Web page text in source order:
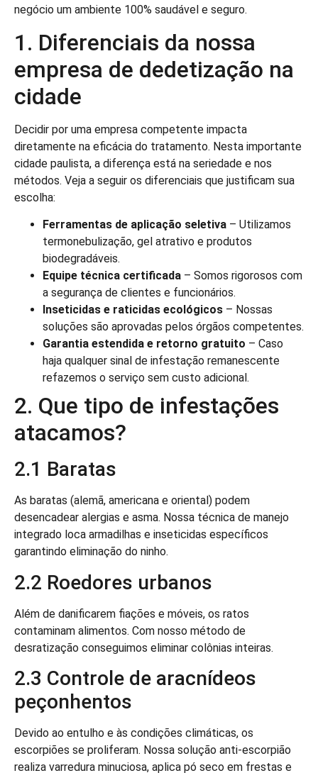
negócio um ambiente 100% saudável e seguro.
1. Diferenciais da nossa
empresa de dedetização na
cidade
Decidir por uma empresa competente impacta
diretamente na eficácia do tratamento. Nesta importante
cidade paulista, a diferença está na seriedade e nos
métodos. Veja a seguir os diferenciais que justificam sua
escolha:
Ferramentas de aplicação seletiva – Utilizamos
termonebulização, gel atrativo e produtos
biodegradáveis.
Equipe técnica certificada – Somos rigorosos com
a segurança de clientes e funcionários.
Inseticidas e raticidas ecológicos – Nossas
soluções são aprovadas pelos órgãos competentes.
Garantia estendida e retorno gratuito – Caso
haja qualquer sinal de infestação remanescente
refazemos o serviço sem custo adicional.
2. Que tipo de infestações
atacamos?
2.1 Baratas
As baratas (alemã, americana e oriental) podem
desencadear alergias e asma. Nossa técnica de manejo
integrado loca armadilhas e inseticidas específicos
garantindo eliminação do ninho.
2.2 Roedores urbanos
Além de danificarem fiações e móveis, os ratos
contaminam alimentos. Com nosso método de
desratização conseguimos eliminar colônias inteiras.
2.3 Controle de aracnídeos
peçonhentos
Devido ao entulho e às condições climáticas, os
escorpiões se proliferam. Nossa solução anti-escorpião
realiza varredura minuciosa, aplica pó seco em frestas e